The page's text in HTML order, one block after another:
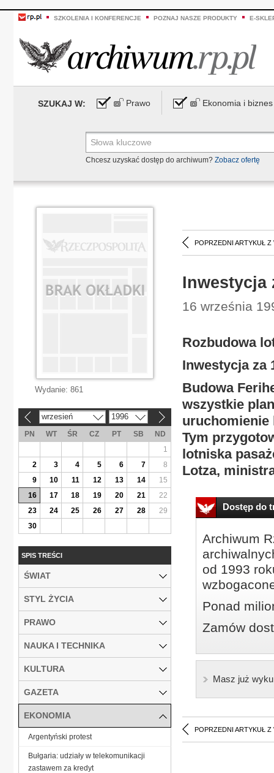
SZKOLENIA I KONFERENCJE POZNAJ NASZE PRODUKTY E-
SZUKAJ W: Prawo Ekonomia i biznes
Chcesz uzyskać dostęp do archiwum? Zobacz ofertę
POPRZEDNI ARTYKUŁ Z
Inwestycja
16 września
Rozbudowa
Inwestycja za
Budowa
wszystkie
uruchomienie
Tym
lotniska
Lotza,
Dostęp do
Archiwum
od 1993
Ponad
Zamów
Masz już
POPRZEDNI ARTYKUŁ Z
Wydanie: 861
wrzesień 1996
PN WT ŚR CZ PT SB
ND
1
2
3 4 5 6 7
8
9
10 11 12 13 14
15
16
17 18 19 20 21
22
23
24 25 26 27 28
29
30
SPIS TREŚCI
ŚWIAT
STYL ŻYCIA
PRAWO
NAUKA I TECHNIKA
KULTURA
GAZETA
EKONOMIA
Argentyński protest
Bułgaria: udziały w telekomunikacji
zastawem za kredyt